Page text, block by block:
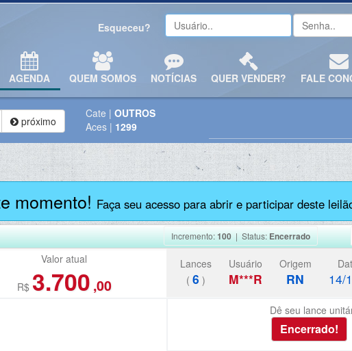
Esqueceu?
AGENDA QUEM SOMOS NOTÍCIAS QUER VENDER? FALE
próximo
Cate | OUTROS
Aces | 1299
momento! Faça seu acesso para abrir e participar deste
Incremento:100 | Status:Encerrado
Valor atual
R$ 3.700 ,00
Lances
( 6 )
Usuário
M***R
Origem
RN 14/
Dê seu lance